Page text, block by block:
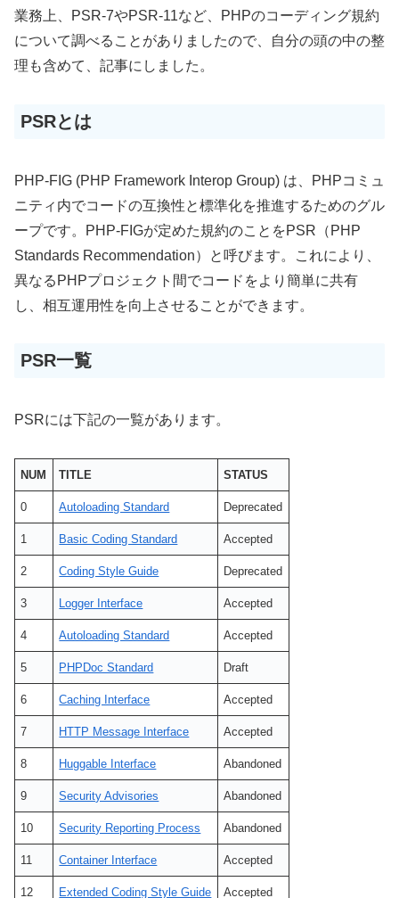
業務上、PSR-7やPSR-11など、PHPのコーディング規約
について調べることがありましたので、自分の頭の中の整
理も含めて、記事にしました。
PSRとは
PHP-FIG (PHP Framework Interop Group) は、PHPコミュ
ニティ内でコードの互換性と標準化を推進するためのグル
ープです。PHP-FIGが定めた規約のことをPSR（PHP
Standards Recommendation）と呼びます。これにより、
異なるPHPプロジェクト間でコードをより簡単に共有
し、相互運用性を向上させることができます。
PSR一覧
PSRには下記の一覧があります。
NUM TITLE STATUS
0 Autoloading Standard Deprecated
1 Basic Coding Standard Accepted
2 Coding Style Guide Deprecated
3 Logger Interface Accepted
4 Autoloading Standard Accepted
5 PHPDoc Standard Draft
6 Caching Interface Accepted
7 HTTP Message Interface Accepted
8 Huggable Interface Abandoned
9 Security Advisories Abandoned
10 Security Reporting Process Abandoned
11 Container Interface Accepted
12 Extended Coding Style Guide Accepted